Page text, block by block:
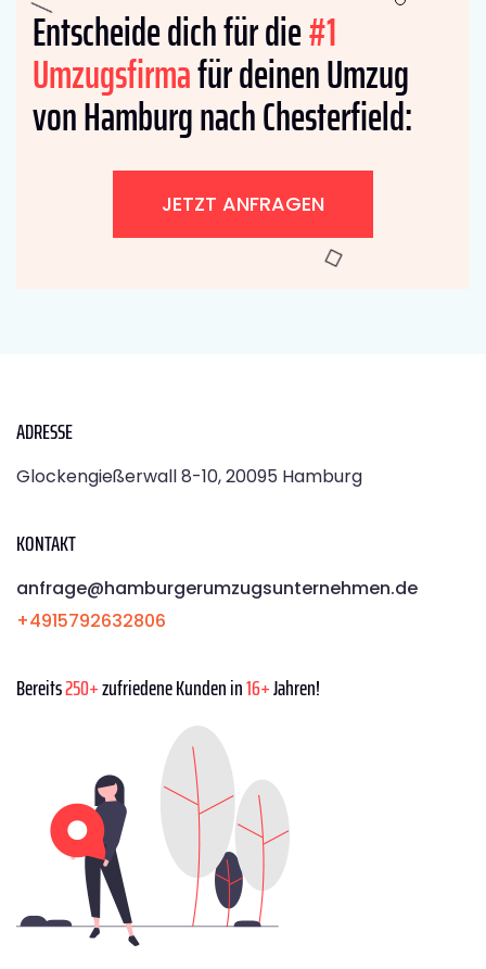
Entscheide dich für die#1
Umzugsfirmafür deinen Umzug
von Hamburg nach Chesterfield:
JETZT ANFRAGEN
ADRESSE
Glockengießerwall 8-10, 20095 Hamburg
KONTAKT
anfrage@hamburgerumzugsunternehmen.de
+4915792632806
Bereits250+zufriedene Kunden in16+Jahren!